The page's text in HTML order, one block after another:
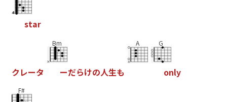
star
クレータ
Bm
ーだらけの人生も
A G
only
F#